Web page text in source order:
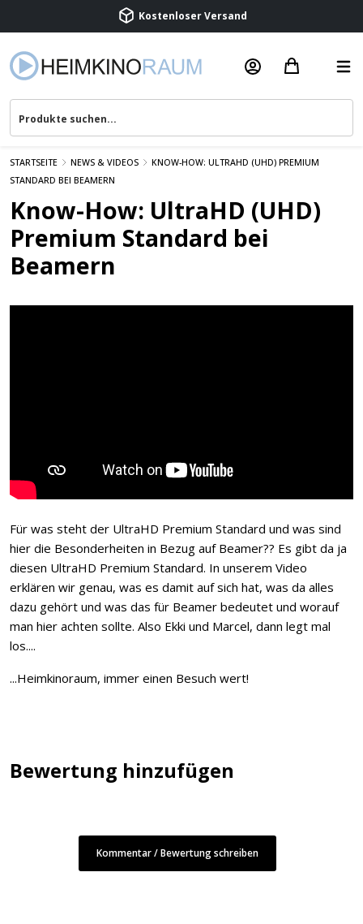
Kostenloser Versand
Beratung & Service
STARTSEITE NEWS & VIDEOS
KNOW-HOW: ULTRAHD (UHD) PREMIUM
STANDARD BEI BEAMERN
Know-How: UltraHD (UHD)
Premium Standard bei
Beamern
Für was steht der UltraHD Premium Standard und was sind
hier die Besonderheiten in Bezug auf Beamer?? Es gibt da ja
diesen UltraHD Premium Standard. In unserem Video
erklären wir genau, was es damit auf sich hat, was da alles
dazu gehört und was das für Beamer bedeutet und worauf
man hier achten sollte. Also Ekki und Marcel, dann legt mal
los....
...Heimkinoraum, immer einen Besuch wert!
Bewertung hinzufügen
Kommentar / Bewertung schreiben